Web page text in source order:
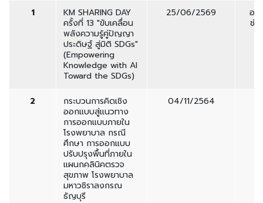
1
KM SHARING DAY
ครั้งที่ 13 "ขับเคลื่อน
พลังความรู้คู่ปัญญา
ประดิษฐ์ สู่มิติ SDGs"
(Empowering
Knowledge with Al
Toward the SDGs)
25/06/2569
อา
ช่ว
2
กระบวนการคิดเชิง
ออกแบบสู่แนวทาง
การออกแบบภายใน
โรงพยาบาล กรณี
ศึกษา การออกแบบ
ปรับปรุงพื้นที่ภายใน
แผนกคลินิคตรวจ
สุขภาพ โรงพยาบาล
มหาวชิราลงกรณ
ธัญบุรี
04/11/2564